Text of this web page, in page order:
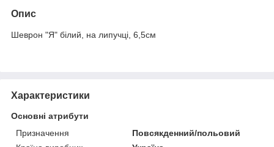
Опис
Шеврон "Я" білий, на липучці, 6,5см
Характеристики
Основні атрибути
Призначення
Повсякденний/польовий